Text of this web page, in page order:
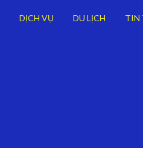
DỊCH VỤ DU LỊCH TIN